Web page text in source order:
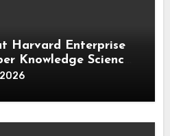
Harvard Enterprise
Knowledge Science